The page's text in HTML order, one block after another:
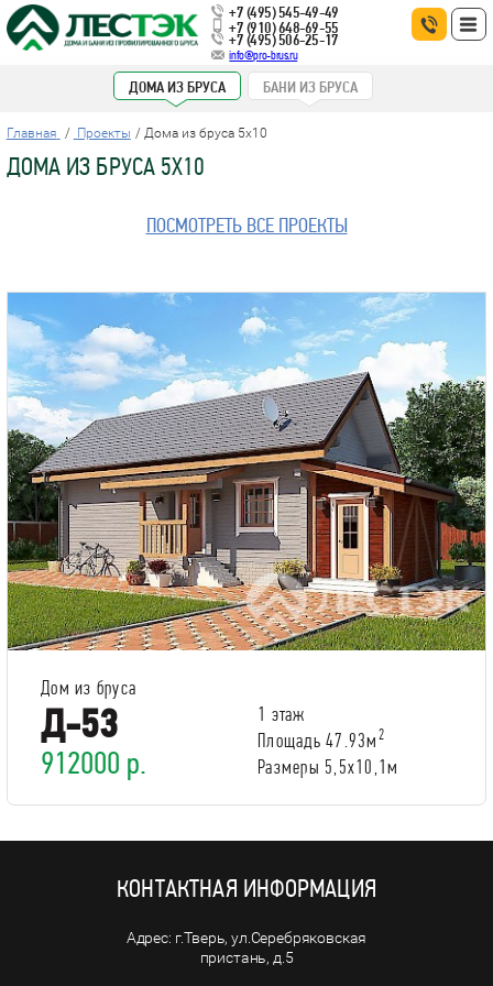
+7 (495) 545-49-49
+7 (910) 648-69-55
+7 (495) 506-25-17
info@pro-brus.ru
ДОМА ИЗ БРУСА БАНИ ИЗ БРУСА
Главная Проекты Дома из бруса 5x10
ДОМА ИЗ БРУСА 5X10
ПОСМОТРЕТЬ ВСЕ ПРОЕКТЫ
Дом из бруса
Д-53
912000 р.
1 этаж
Площадь 47.93м2
Размеры 5,5х10,1м
КОНТАКТНАЯ ИНФОРМАЦИЯ
г.Тверь, ул.Серебряковская
пристань, д.5